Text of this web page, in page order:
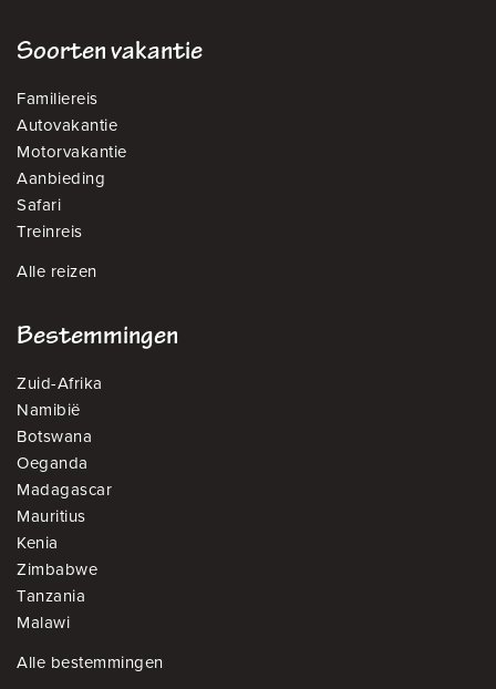
Soorten vakantie
Familiereis
Autovakantie
Motorvakantie
Aanbieding
Safari
Treinreis
Alle reizen
Bestemmingen
Zuid-Afrika
Namibië
Botswana
Oeganda
Madagascar
Mauritius
Kenia
Zimbabwe
Tanzania
Malawi
Alle bestemmingen